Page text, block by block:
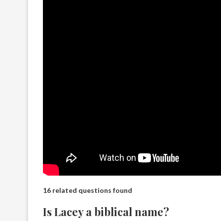
16 related questions found
Is Lacey a biblical name?